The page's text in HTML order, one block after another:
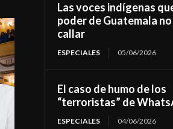
Las voces indígenas
poder de Guatemala
callar
ESPECIALES 05/06/2026
El caso de humo de los
“terroristas” de
ESPECIALES 04/06/2026